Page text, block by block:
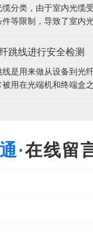
吹敷设方式即是利用压
入指定的管道中。气
类，由于室内光缆
等限制，导致了室内光
能与光学性能各有侧
线光缆和室内中继光
要是提供建筑物内、外
跳线进行安全检测
用来做从设备到光
用在光端机和终端盒之
损耗小于0.3dB回波损耗
在线留